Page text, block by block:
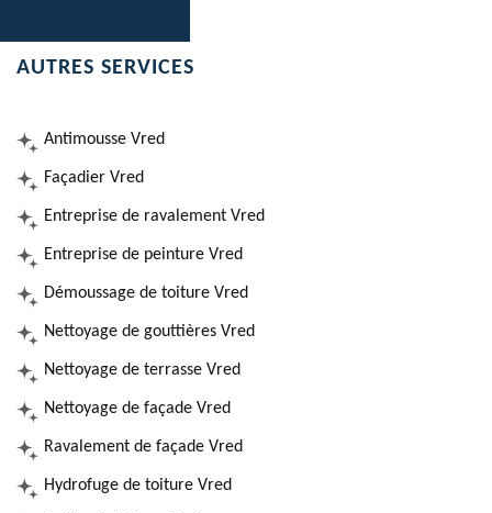
AUTRES SERVICES
Antimousse Vred
Façadier Vred
Entreprise de ravalement Vred
Entreprise de peinture Vred
Démoussage de toiture Vred
Nettoyage de gouttières Vred
Nettoyage de terrasse Vred
Nettoyage de façade Vred
Ravalement de façade Vred
Hydrofuge de toiture Vred